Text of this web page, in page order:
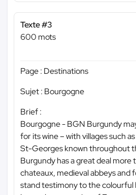
Texte #3
600 mots
Page : Destinations
Sujet : Bourgogne
Brief :
Bourgogne - BGN Burgundy
for its wine – with villages such
St-Georges known throughout
Burgundy has a great deal more
chateaux, medieval abbeys and
stand testimony to the colourful